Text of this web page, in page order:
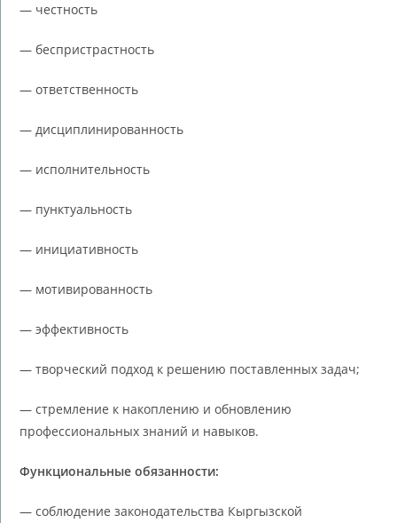
— честность
— беспристрастность
— ответственность
— дисциплинированность
— исполнительность
— пунктуальность
— инициативность
— мотивированность
— эффективность
— творческий подход к решению поставленных задач;
— стремление к накоплению и обновлению
профессиональных знаний и навыков.
Функциональные обязанности:
— соблюдение законодательства Кыргызской